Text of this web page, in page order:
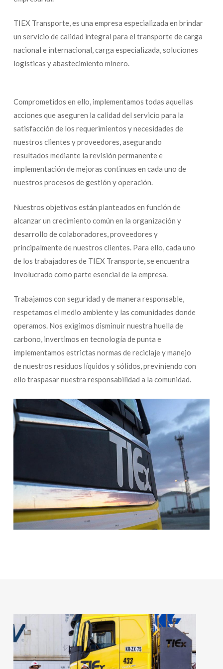
TIEX Transporte, es una empresa especializada en brindar
un servicio de calidad integral para el transporte de carga
nacional e internacional, carga especializada, soluciones
logísticas y abastecimiento minero.
Comprometidos en ello, implementamos todas aquellas
acciones que aseguren la calidad del servicio para la
satisfacción de los requerimientos y necesidades de
nuestros clientes y proveedores, asegurando
resultados mediante la revisión permanente e
implementación de mejoras continuas en cada uno de
nuestros procesos de gestión y operación.
Nuestros objetivos están planteados en función de
alcanzar un crecimiento común en la organización y
desarrollo de colaboradores, proveedores y
principalmente de nuestros clientes. Para ello, cada uno
de los trabajadores de TIEX Transporte, se encuentra
involucrado como parte esencial de la empresa.
Trabajamos con seguridad y de manera responsable,
respetamos el medio ambiente y las comunidades donde
operamos. Nos exigimos disminuir nuestra huella de
carbono, invertimos en tecnología de punta e
implementamos estrictas normas de reciclaje y manejo
de nuestros residuos líquidos y sólidos, previniendo con
ello traspasar nuestra responsabilidad a la comunidad.